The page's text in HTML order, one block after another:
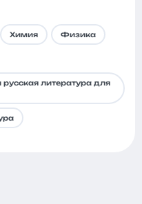
Химия Физика
литература для